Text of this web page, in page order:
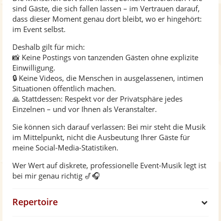
Happy
Human
Dance Monkey
Still Got The Blues
Venus
Ain't no sunshine
Play That Funky Music
Jubel
Somebody That I Used To Know
Another Day In Paradise
Minnie The Moocher
Three Little Birds
Perfect
sind Gäste, die sich fallen lassen – im Vertrauen darauf,
dass dieser Moment genau dort bleibt, wo er hingehört:
im Event selbst.
Deshalb gilt für mich:
📸 Keine Postings von tanzenden Gästen ohne explizite
Einwilligung.
🔒 Keine Videos, die Menschen in ausgelassenen, intimen
Situationen öffentlich machen.
🙏 Stattdessen: Respekt vor der Privatsphäre jedes
Einzelnen – und vor Ihnen als Veranstalter.
Sie können sich darauf verlassen: Bei mir steht die Musik
im Mittelpunkt, nicht die Ausbeutung Ihrer Gäste für
meine Social-Media-Statistiken.
Wer Wert auf diskrete, professionelle Event-Musik legt ist
bei mir genau richtig 🎷🎧
Repertoire